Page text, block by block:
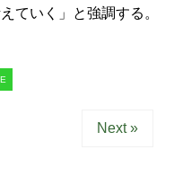
ていく」と強調する。
Next »